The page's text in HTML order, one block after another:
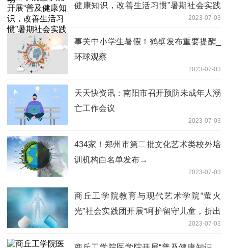
健康知识，改善生活习惯”暑期社会实践
2023-07-03
事关中小学生暑假！鹤壁发布重要提醒_
环球观察
2023-07-03
天天快资讯：南阳市召开预防未成年人溺
亡工作会议
2023-07-03
434家！郑州市第二批文化艺术类校外培
训机构白名单发布→
2023-07-03
商丘工学院教育与现代艺术学院“萤火
光”社会实践团开展“呵护留守儿童，折出
2023-07-03